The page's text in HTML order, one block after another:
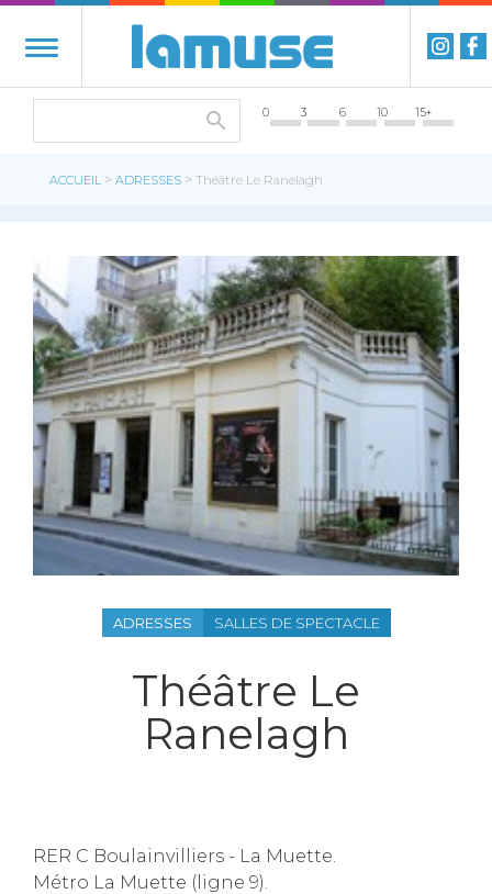
0 3 6 10 15+
ACCUEIL > ADRESSES > Théâtre Le Ranelagh
ADRESSES SALLES DE SPECTACLE
Théâtre Le
Ranelagh
RER C Boulainvilliers - La Muette.
Métro La Muette (ligne 9).